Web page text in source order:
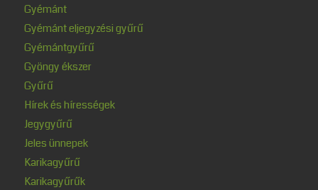
Gyémánt
Gyémánt eljegyzési gyűrű
Gyémántgyűrű
Gyöngy ékszer
Gyűrű
Hírek és hírességek
Jegygyűrű
Jeles ünnepek
Karikagyűrű
Karikagyűrűk